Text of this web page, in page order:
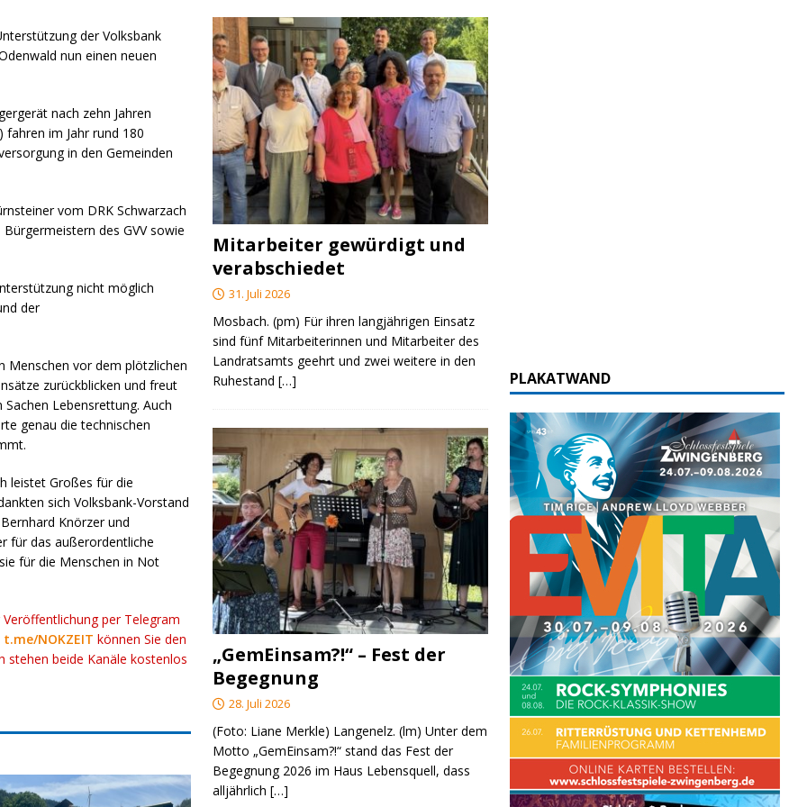
der Volksbank
nun einen neuen
nach zehn Jahren
im Jahr rund 180
in den Gemeinden
vom DRK Schwarzach
des GVV sowie
nicht möglich
der
Menschen vor dem plötzlichen
zurückblicken und freut
Lebensrettung. Auch
genau die technischen
leistet Großes für die
sich Volksbank-Vorstand
Knörzer und
für das außerordentliche
für die Menschen in Not
per Telegram
t.me/NOKZEIT können Sie den
stehen beide Kanäle kostenlos
Mitarbeiter gewürdigt und
verabschiedet
31. Juli 2026
Mosbach. (pm) Für ihren langjährigen Einsatz
sind fünf Mitarbeiterinnen und Mitarbeiter des
Landratsamts geehrt und zwei weitere in den
Ruhestand[…]
„GemEinsam?!“ – Fest der
Begegnung
28. Juli 2026
(Foto: Liane Merkle) Langenelz. (lm) Unter dem
Motto „GemEinsam?!“ stand das Fest der
Begegnung 2026 im Haus Lebensquell, dass
alljährlich[…]
PLAKATWAND